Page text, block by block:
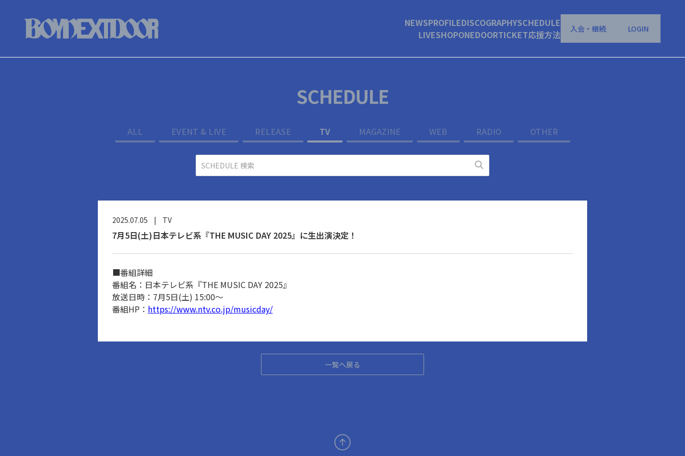
NEWSPROFILEDISCOGRAPHYSCHEDULE
LIVESHOPONEDOORTICKET応援方法 入会・継続 LOGIN
SCHEDULE
ALL EVENT & LIVE RELEASE TV MAGAZINE WEB RADIO OTHER
2025.07.05 | TV
7月5日(土)日本テレビ系『THE MUSIC DAY 2025』に生出演決定！
■番組詳細
番組名：日本テレビ系『THE MUSIC DAY 2025』
放送日時：7月5日(土) 15:00～
番組HP： https://www.ntv.co.jp/musicday/
一覧へ戻る